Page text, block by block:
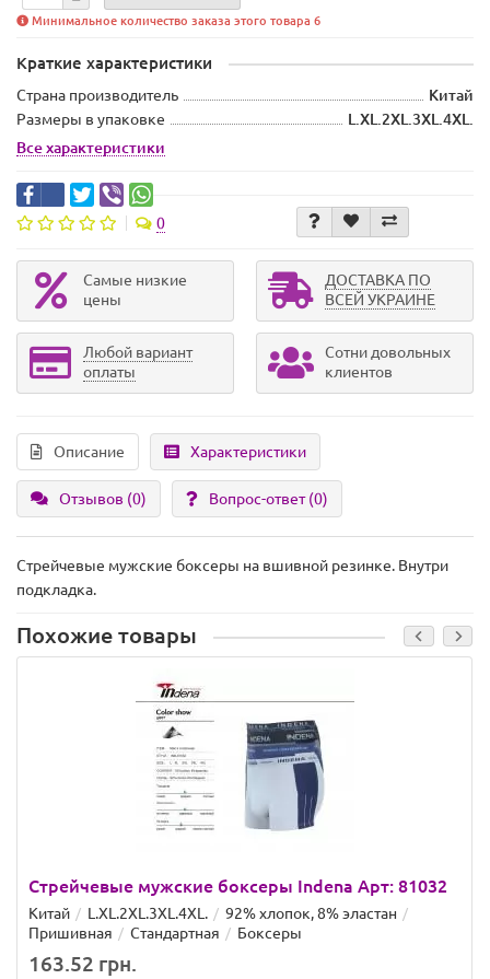
Минимальное количество заказа этого товара 6
Краткие характеристики
Страна производитель
Китай
Размеры в упаковке
L.XL.2XL.3XL.4XL.
Все характеристики
0
Самые низкие
цены
ДОСТАВКА ПО
ВСЕЙ УКРАИНЕ
Любой вариант
оплаты
Сотни довольных
клиентов
Описание Характеристики
Отзывов (0) Вопрос-ответ(0)
Стрейчевые мужские боксеры на вшивной резинке. Внутри
подкладка.
Похожие товары
Стрейчевые мужские боксеры Indena Арт: 81032
Китай L.XL.2XL.3XL.4XL.
92% хлопок, 8% эластан
Пришивная
Стандартная Боксеры
163.52 грн.